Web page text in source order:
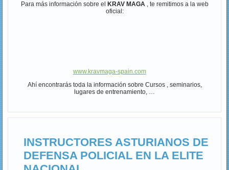
Para más información sobre el KRAV MAGA, te remitimos a la web
oficial:
www.kravmaga-spain.com
Ahí encontrarás toda la información sobre Cursos , seminarios,
lugares de entrenamiento, …
INSTRUCTORES ASTURIANOS DE
DEFENSA POLICIAL EN LA ELITE